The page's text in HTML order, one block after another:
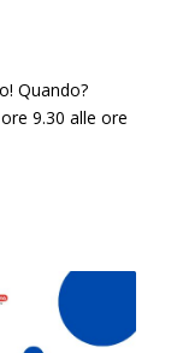
Quando?
9.30 alle ore